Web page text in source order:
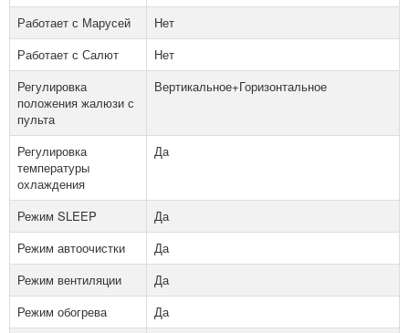
Работает с Марусей
Нет
Работает с Салют
Нет
Регулировка
положения жалюзи с
пульта
Вертикальное+Горизонтальное
Регулировка
температуры
охлаждения
Да
Режим SLEEP
Да
Режим автоочистки
Да
Режим вентиляции
Да
Режим обогрева
Да